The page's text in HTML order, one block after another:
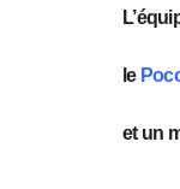
le
et un